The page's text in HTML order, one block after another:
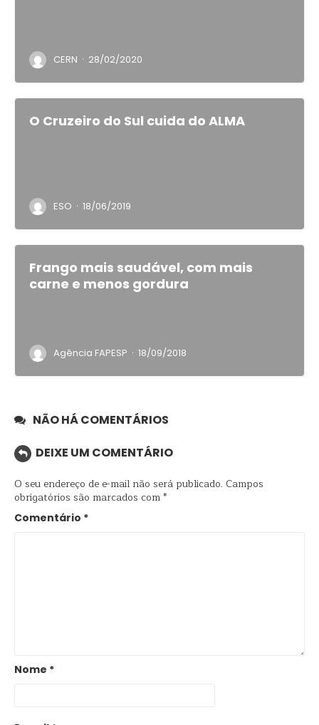
CERN · 28/02/2020
O Cruzeiro do Sul cuida do ALMA
ESO · 18/06/2019
Frango mais saudável, com mais
carne e menos gordura
Agência FAPESP · 18/09/2018
NÃO HÁ COMENTÁRIOS
DEIXE UM COMENTÁRIO
O seu endereço de e-mail não será publicado. Campos
obrigatórios são marcados com*
Comentário *
Nome *